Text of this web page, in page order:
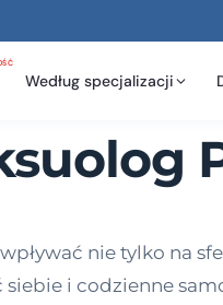
Według specjalizacji
nie tylko na
i codzienne